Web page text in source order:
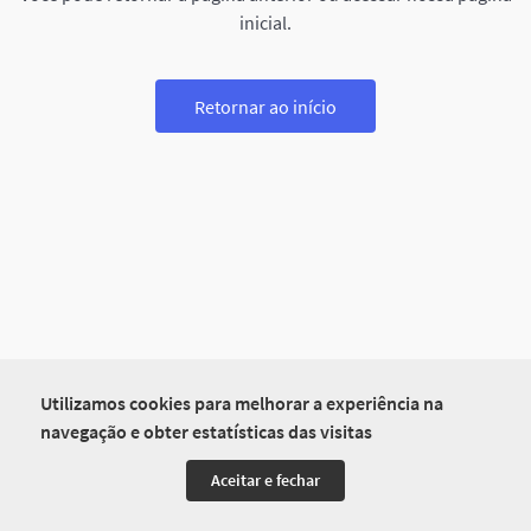
Utilizamos cookies para melhorar a experiência na
navegação e obter estatísticas das visitas
Aceitar e fechar
inicial.
Retornar ao início